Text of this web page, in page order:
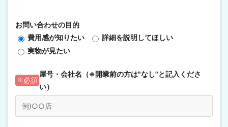
お問い合わせの目的
費用感が知りたい
詳細を説明してほしい
実物が見たい
必須
屋号・会社名（※開業前の方は"なし"と記入くださ
い）